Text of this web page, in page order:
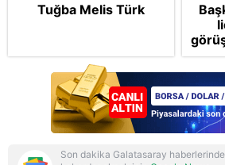
Tuğba Melis Türk
Son dakika Galatasaray